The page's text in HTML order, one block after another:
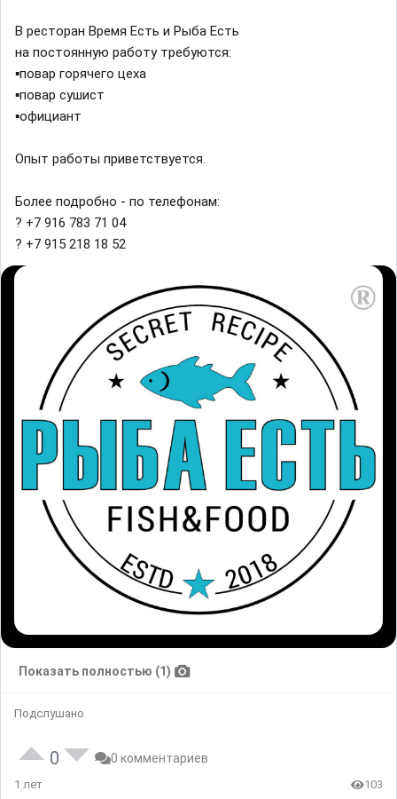
В ресторан Время Есть и Рыба Есть
на постоянную работу требуются:
▪️повар горячего цеха
▪️повар сушист
▪️официант
Опыт работы приветствуется.
Более подробно - по телефонам:
? +7 916 783 71 04
? +7 915 218 18 52
Показать полностью (1)
Подслушано
0 0 комментариев
1 лет 103